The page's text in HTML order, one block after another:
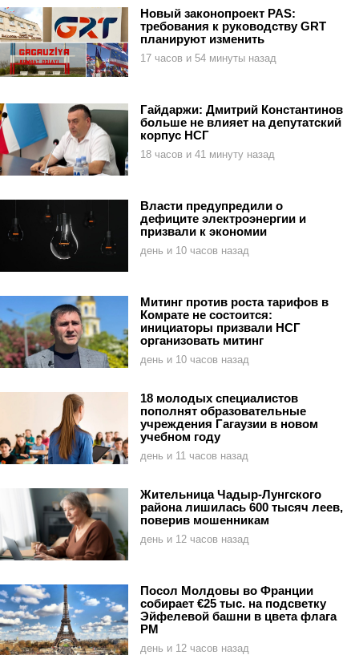
Новый законопроект PAS:
требования к руководству GRT
планируют изменить
17 часов и 54 минуты назад
Гайдаржи: Дмитрий Константинов
больше не влияет на депутатский
корпус НСГ
18 часов и 41 минуту назад
Власти предупредили о
дефиците электроэнергии и
призвали к экономии
день и 10 часов назад
Митинг против роста тарифов в
Комрате не состоится:
инициаторы призвали НСГ
организовать митинг
день и 10 часов назад
18 молодых специалистов
пополнят образовательные
учреждения Гагаузии в новом
учебном году
день и 11 часов назад
Жительница Чадыр-Лунгского
района лишилась 600 тысяч леев,
поверив мошенникам
день и 12 часов назад
Посол Молдовы во Франции
собирает €25 тыс. на подсветку
Эйфелевой башни в цвета флага
РМ
день и 12 часов назад